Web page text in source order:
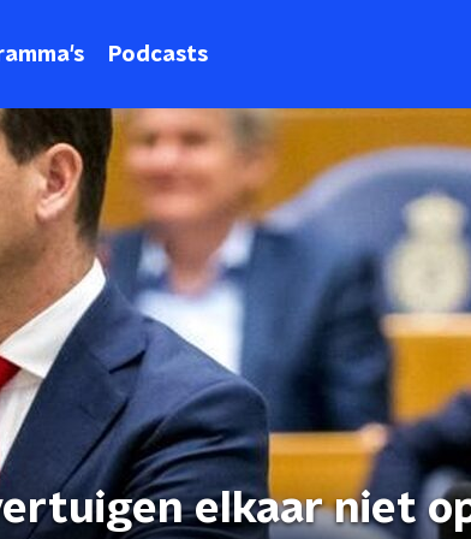
Podcasts
elkaar niet